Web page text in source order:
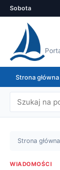
Sobota
Strona główna
Strona główna
WIADOMOŚCI